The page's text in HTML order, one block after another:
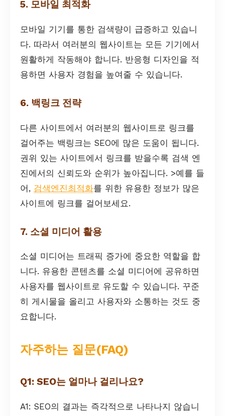
5. 모바일 최적화
모바일 기기를 통한 검색량이 급증하고 있습니
다. 따라서 여러분의 웹사이트는 모든 기기에서
원활하게 작동해야 합니다. 반응형 디자인을 적
용하면 사용자 경험을 높여줄 수 있습니다.
6. 백링크 전략
다른 사이트에서 여러분의 웹사이트로 링크를
걸어주는 백링크는 SEO에 많은 도움이 됩니다.
권위 있는 사이트에서 링크를 받을수록 검색 엔
진에서의 신뢰도와 순위가 높아집니다. >예를 들
어, 검색엔진최적화를 위한 유용한 정보가 많은
사이트에 링크를 걸어보세요.
7. 소셜 미디어 활용
소셜 미디어는 트래픽 증가에 중요한 역할을 합
니다. 유용한 콘텐츠를 소셜 미디어에 공유하면
사용자를 웹사이트로 유도할 수 있습니다. 꾸준
히 게시물을 올리고 사용자와 소통하는 것도 중
요합니다.
자주하는 질문(FAQ)
Q1: SEO는 얼마나 걸리나요?
A1: SEO의 결과는 즉각적으로 나타나지 않습니